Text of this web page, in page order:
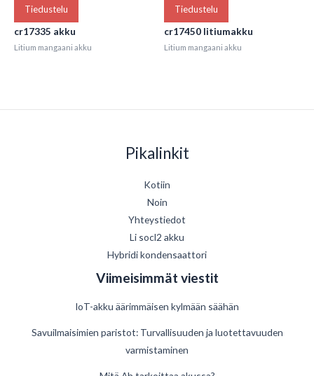
Tiedustelu
cr17335 akku
Litium mangaani akku
Tiedustelu
cr17450 litiumakku
Litium mangaani akku
Pikalinkit
Kotiin
Noin
Yhteystiedot
Li socl2 akku
Hybridi kondensaattori
Viimeisimmät viestit
IoT-akku äärimmäisen kylmään säähän
Savuilmaisimien paristot: Turvallisuuden ja luotettavuuden
varmistaminen